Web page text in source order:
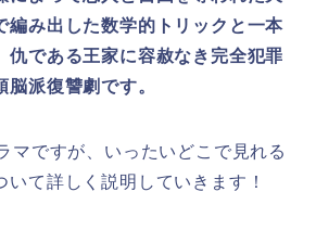
編み出した数学的トリックと一本
仇である王家に容赦なき完全犯罪
派復讐劇です。
マですが、いったいどこで見れる
いて詳しく説明していきます！